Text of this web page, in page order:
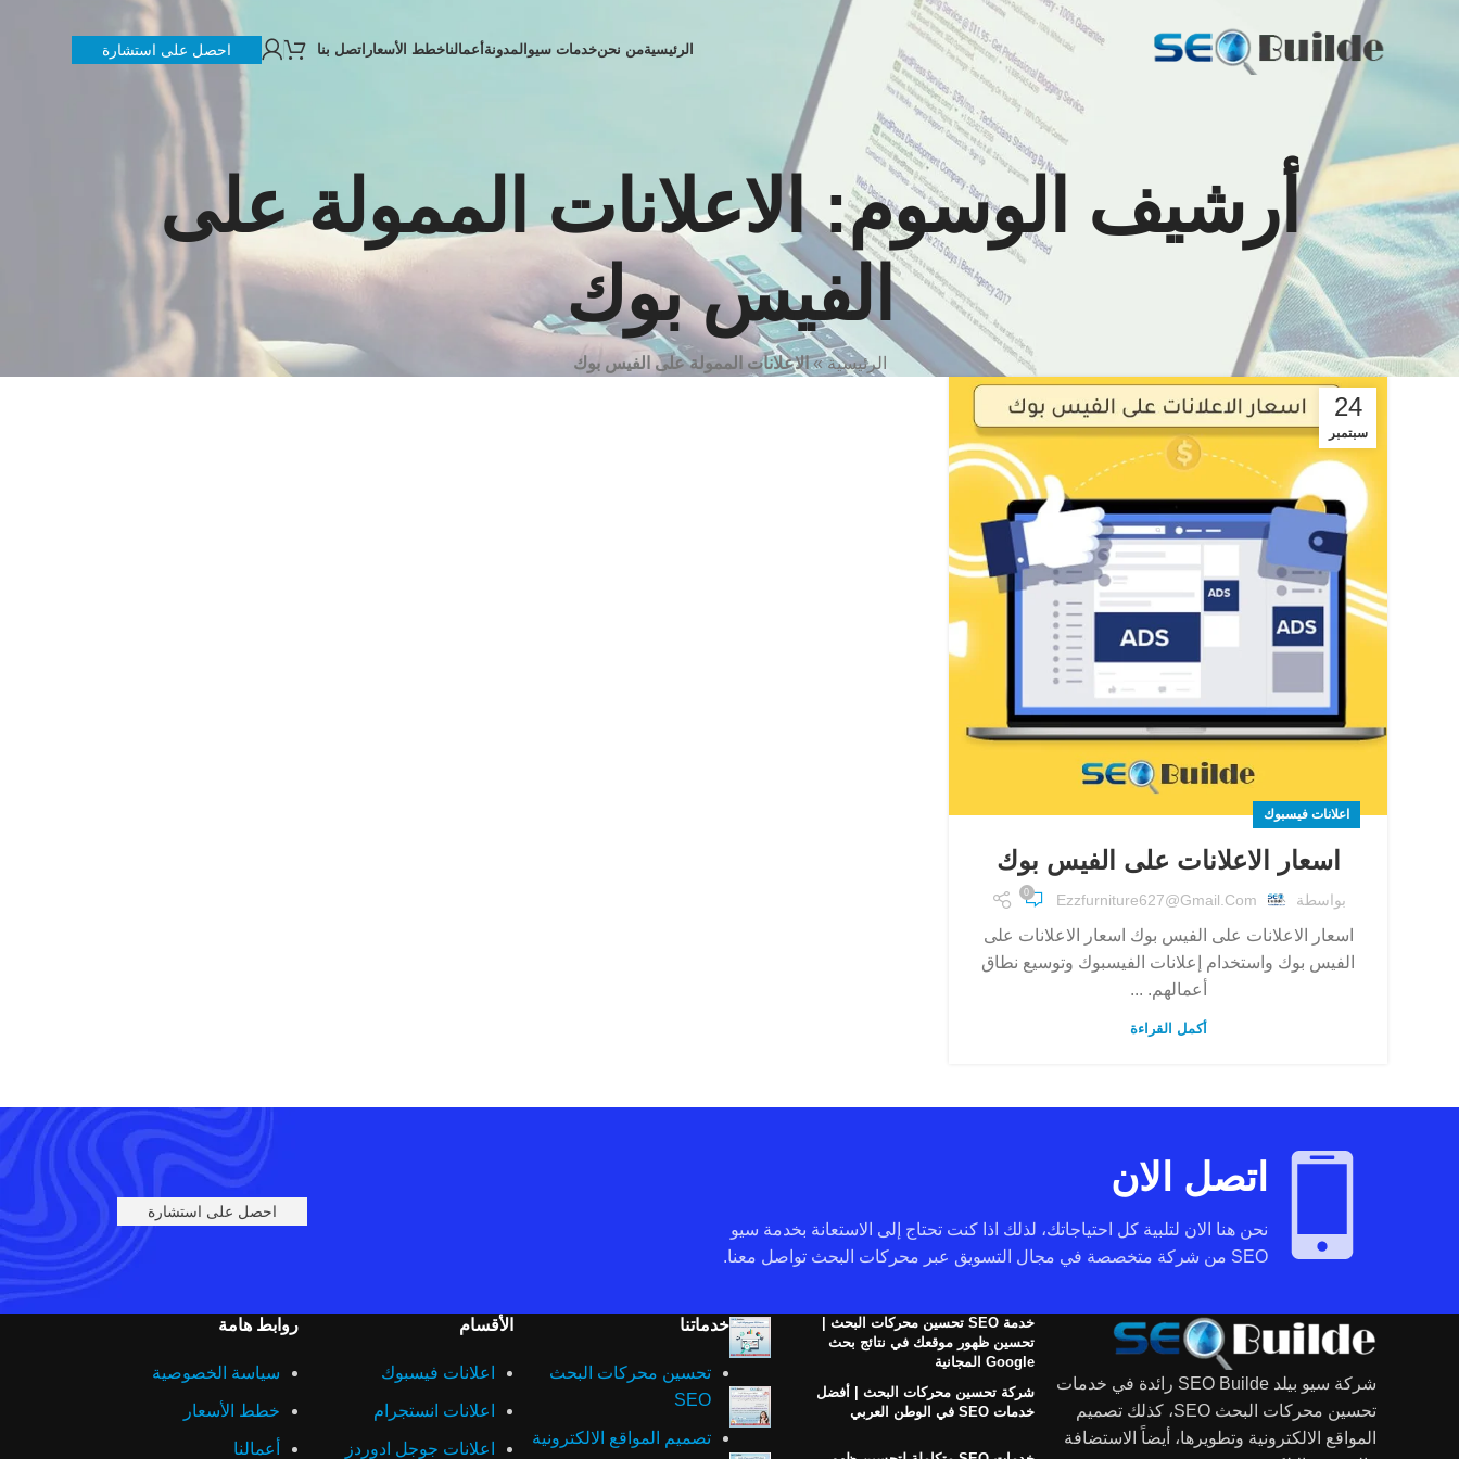
الرئيسيةمن نحنخدمات سيوالمدونةأعمالناخطط الأسعار اتصل بنا احصل على استشارة
أرشيف الوسوم: الاعلانات الممولة على
الفيس بوك
الرئيسية»الاعلانات الممولة على الفيس بوك
24
سبتمبر
اعلانات فيسبوك
اسعار الاعلانات على الفيس بوك
بواسطة Ezzfurniture627@gmail.com
0
اسعار الاعلانات على الفيس بوك اسعار الاعلانات على
الفيس بوك واستخدام إعلانات الفيسبوك وتوسيع نطاق
أعمالهم. ...
أكمل القراءة
اتصل الان
نحن هنا الان لتلبية كل احتياجاتك، لذلك اذا كنت تحتاج إلى الاستعانة بخدمة سيو
SEO من شركة متخصصة في مجال التسويق عبر محركات البحث تواصل معنا.
احصل على استشارة
شركة سيو بيلد SEO Builde رائدة في خدمات
تحسين محركات البحث SEO، كذلك تصميم
المواقع الالكترونية وتطويرها، أيضاً الاستضافة
خدمة SEO تحسين محركات البحث |
تحسين ظهور موقعك في نتائج بحث
Google المجانية
شركة تحسين محركات البحث | أفضل
خدمات SEO في الوطن العربي
خدماتنا
تحسين محركات البحث
SEO
تصميم المواقع الالكترونية
الأقسام
اعلانات فيسبوك
اعلانات انستجرام
اعلانات جوجل ادوردز
روابط هامة
سياسة الخصوصية
خطط الأسعار
أعمالنا